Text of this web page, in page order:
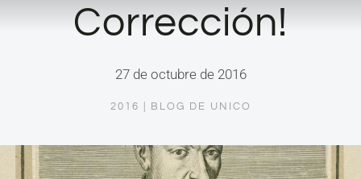
Corrección!
27 de octubre de 2016
2016 BLOG DE UNICO